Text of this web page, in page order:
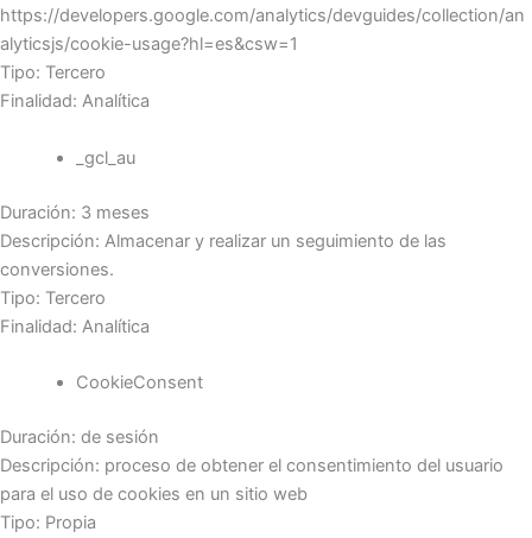
https://developers.google.com/analytics/devguides/collection/an
alyticsjs/cookie-usage?hl=es&csw=1
Tipo: Tercero
Finalidad: Analítica
_gcl_au
Duración: 3 meses
Descripción: Almacenar y realizar un seguimiento de las
conversiones.
Tipo: Tercero
Finalidad: Analítica
CookieConsent
Duración: de sesión
Descripción: proceso de obtener el consentimiento del usuario
para el uso de cookies en un sitio web
Tipo: Propia